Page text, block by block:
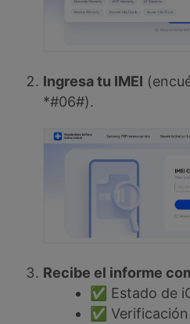
Ingresa tu IMEI
*#06#).
Recibe el informe
✅ Estado de
✅